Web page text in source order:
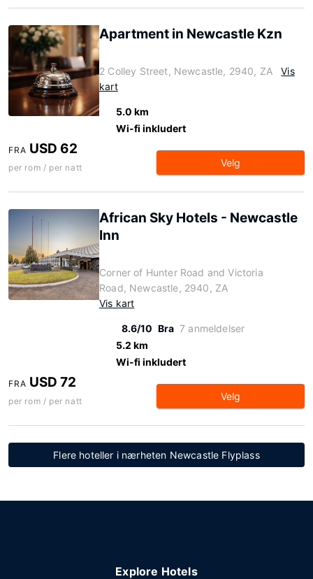
Apartment in Newcastle Kzn
2 Colley Street, Newcastle, 2940, ZA
Vis
kart
5.0 km
Wi-fi inkludert
FRA USD 62
per rom / per natt Velg
African Sky Hotels - Newcastle
Inn
Corner of Hunter Road and Victoria
Road, Newcastle, 2940, ZA
Vis kart
8.6/10 Bra 7 anmeldelser
5.2 km
Wi-fi inkludert
FRA USD 72
per rom / per natt Velg
Flere hoteller i nærheten Newcastle Flyplass
Explore Hotels